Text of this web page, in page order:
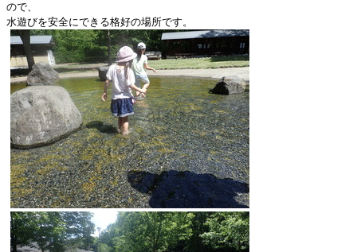
ので、
水遊びを安全にできる格好の場所です。